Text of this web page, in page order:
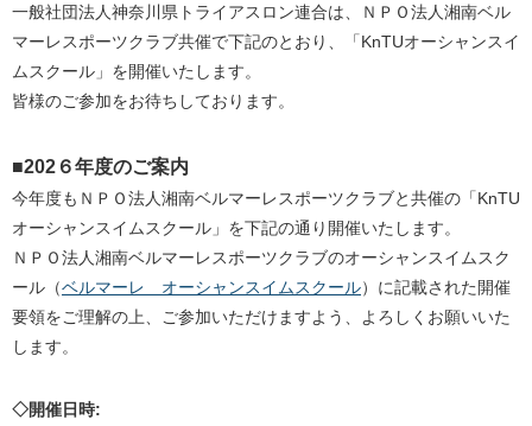
一般社団法人神奈川県トライアスロン連合は、ＮＰＯ法人湘南ベル
マーレスポーツクラブ共催で下記のとおり、「KnTUオーシャンスイ
ムスクール」を開催いたします。
皆様のご参加をお待ちしております。
■202６年度のご案内
今年度もＮＰＯ法人湘南ベルマーレスポーツクラブと共催の「KnTU
オーシャンスイムスクール」を下記の通り開催いたします。
ＮＰＯ法人湘南ベルマーレスポーツクラブのオーシャンスイムスク
ール（ベルマーレ オーシャンスイムスクール）に記載された開催
要領をご理解の上、ご参加いただけますよう、よろしくお願いいた
します。
◇開催日時: